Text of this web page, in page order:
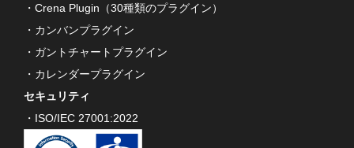
・Crena Plugin（30種類のプラグイン）
・カンバンプラグイン
・ガントチャートプラグイン
・カレンダープラグイン
セキュリティ
・ISO/IEC 27001:2022